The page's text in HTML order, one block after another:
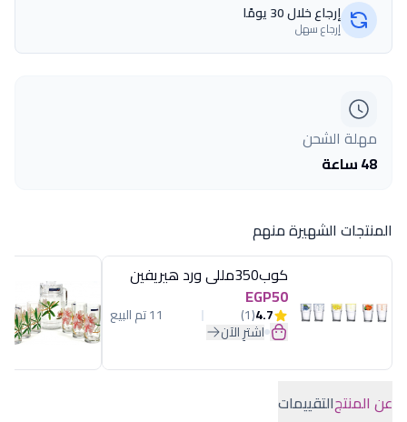
إرجاع خلال 30 يومًا
إرجاع سهل
مهلة الشحن
48 ساعة
المنتجات الشهيرة منهم
كوب350مللى ورد هيريفين
EGP50
4.7
(1) 11 تم البيع
اشترِ الآن
عن المنتجالتقييمات